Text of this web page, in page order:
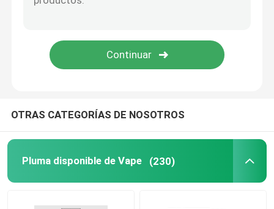
Pluma elegante de Vape
VAINA Vape disponible
OTRAS CATEGORÍAS DE NOSOTROS
Pluma disponible de Vape (230)